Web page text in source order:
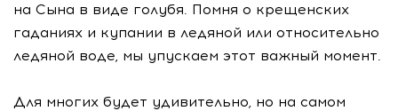
на Сына в виде голубя. Помня о крещенских
гаданиях и купании в ледяной или относительно
ледяной воде, мы упускаем этот важный момент.
Для многих будет удивительно, но на самом